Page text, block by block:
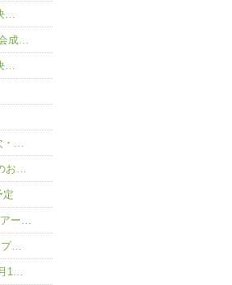
…
成…
…
・…
お…
定
アー…
プ…
1…